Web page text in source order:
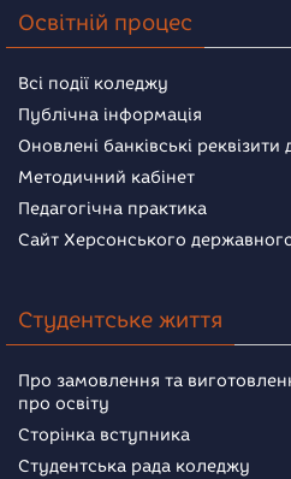
Освітній процес
Всі події коледжу
Публічна інформація
Оновлені банківські
Методичний кабінет
Педагогічна практика
Сайт Херсонського
Студентське життя
Про замовлення та
про освіту
Сторінка вступника
Студентська рада коледжу